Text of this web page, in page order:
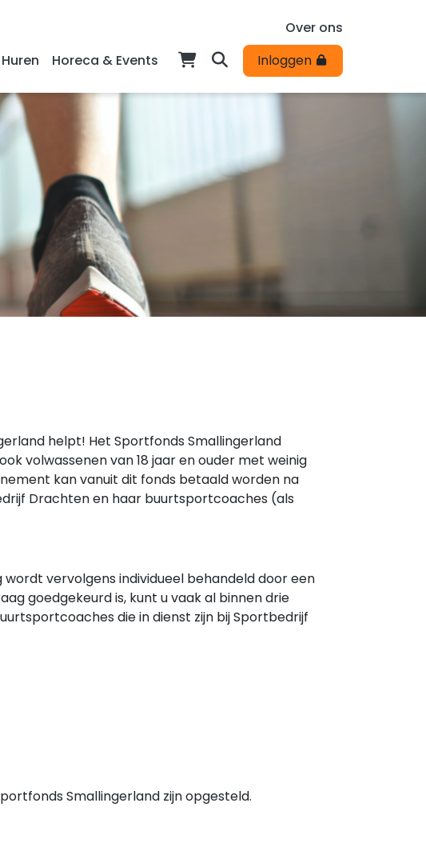
Over ons
Horeca & Events Inloggen
helpt! Het Sportfonds Smallingerland
volwassenen van 18 jaar en ouder met weinig
kan vanuit dit fonds betaald worden na
Drachten en haar buurtsportcoaches (als
vervolgens individueel behandeld door een
goedgekeurd is, kunt u vaak al binnen drie
die in dienst zijn bij Sportbedrijf
Smallingerland zijn opgesteld.